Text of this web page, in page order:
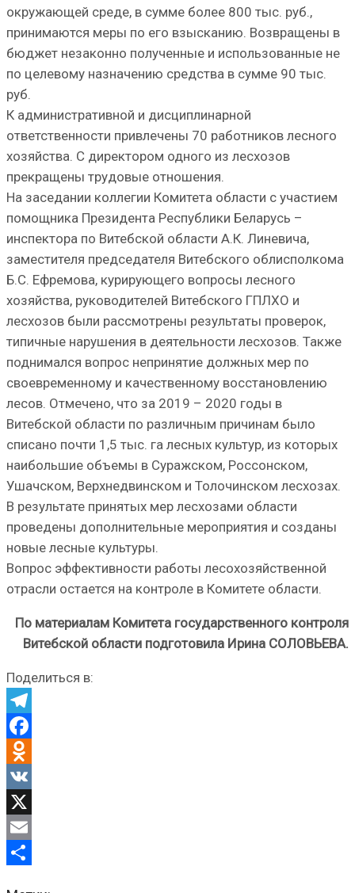
окружающей среде, в сумме более 800 тыс. руб.,
принимаются меры по его взысканию. Возвращены в
бюджет незаконно полученные и использованные не
по целевому назначению средства в сумме 90 тыс.
руб.
К административной и дисциплинарной
ответственности привлечены 70 работников лесного
хозяйства. С директором одного из лесхозов
прекращены трудовые отношения.
На заседании коллегии Комитета области с участием
помощника Президента Республики Беларусь –
инспектора по Витебской области А.К. Линевича,
заместителя председателя Витебского облисполкома
Б.С. Ефремова, курирующего вопросы лесного
хозяйства, руководителей Витебского ГПЛХО и
лесхозов были рассмотрены результаты проверок,
типичные нарушения в деятельности лесхозов. Также
поднимался вопрос непринятие должных мер по
своевременному и качественному восстановлению
лесов. Отмечено, что за 2019 – 2020 годы в
Витебской области по различным причинам было
списано почти 1,5 тыс. га лесных культур, из которых
наибольшие объемы в Суражском, Россонском,
Ушачском, Верхнедвинском и Толочинском лесхозах.
В результате принятых мер лесхозами области
проведены дополнительные мероприятия и созданы
новые лесные культуры.
Вопрос эффективности работы лесохозяйственной
отрасли остается на контроле в Комитете области.
По материалам Комитета государственного контроля
Витебской области подготовила Ирина СОЛОВЬЕВА.
Поделиться в:
Telegram
Facebook
Odnoklassniki
VK
X
Email